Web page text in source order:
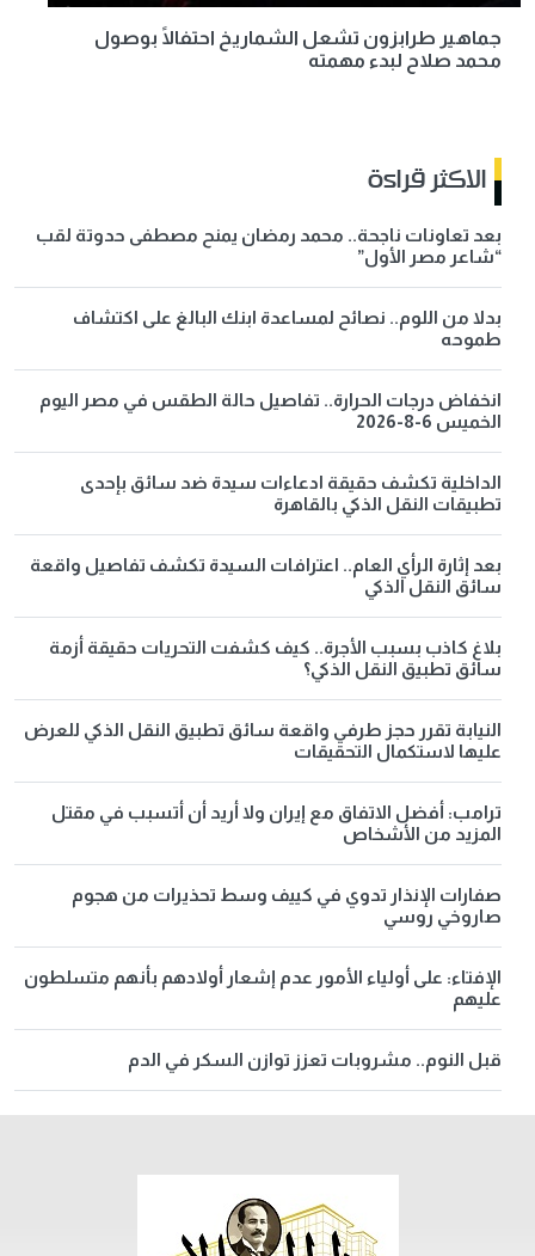
جماهير طرابزون تشعل الشماريخ احتفالًا بوصول
محمد صلاح لبدء مهمته
الاكثر قراءة
بعد تعاونات ناجحة.. محمد رمضان يمنح مصطفى حدوتة لقب
“شاعر مصر الأول”
بدلا من اللوم.. نصائح لمساعدة ابنك البالغ على اكتشاف
طموحه
انخفاض درجات الحرارة.. تفاصيل حالة الطقس في مصر اليوم
الخميس 6-8-2026
الداخلية تكشف حقيقة ادعاءات سيدة ضد سائق بإحدى
تطبيقات النقل الذكي بالقاهرة
بعد إثارة الرأي العام.. اعترافات السيدة تكشف تفاصيل واقعة
سائق النقل الذكي
بلاغ كاذب بسبب الأجرة.. كيف كشفت التحريات حقيقة أزمة
سائق تطبيق النقل الذكي؟
النيابة تقرر حجز طرفي واقعة سائق تطبيق النقل الذكي للعرض
عليها لاستكمال التحقيقات
ترامب: أفضل الاتفاق مع إيران ولا أريد أن أتسبب في مقتل
المزيد من الأشخاص
صفارات الإنذار تدوي في كييف وسط تحذيرات من هجوم
صاروخي روسي
الإفتاء: على أولياء الأمور عدم إشعار أولادهم بأنهم متسلطون
عليهم
قبل النوم.. مشروبات تعزز توازن السكر في الدم